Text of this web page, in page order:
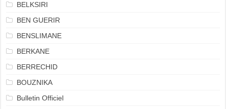
BELKSIRI
BEN GUERIR
BENSLIMANE
BERKANE
BERRECHID
BOUZNIKA
Bulletin Officiel